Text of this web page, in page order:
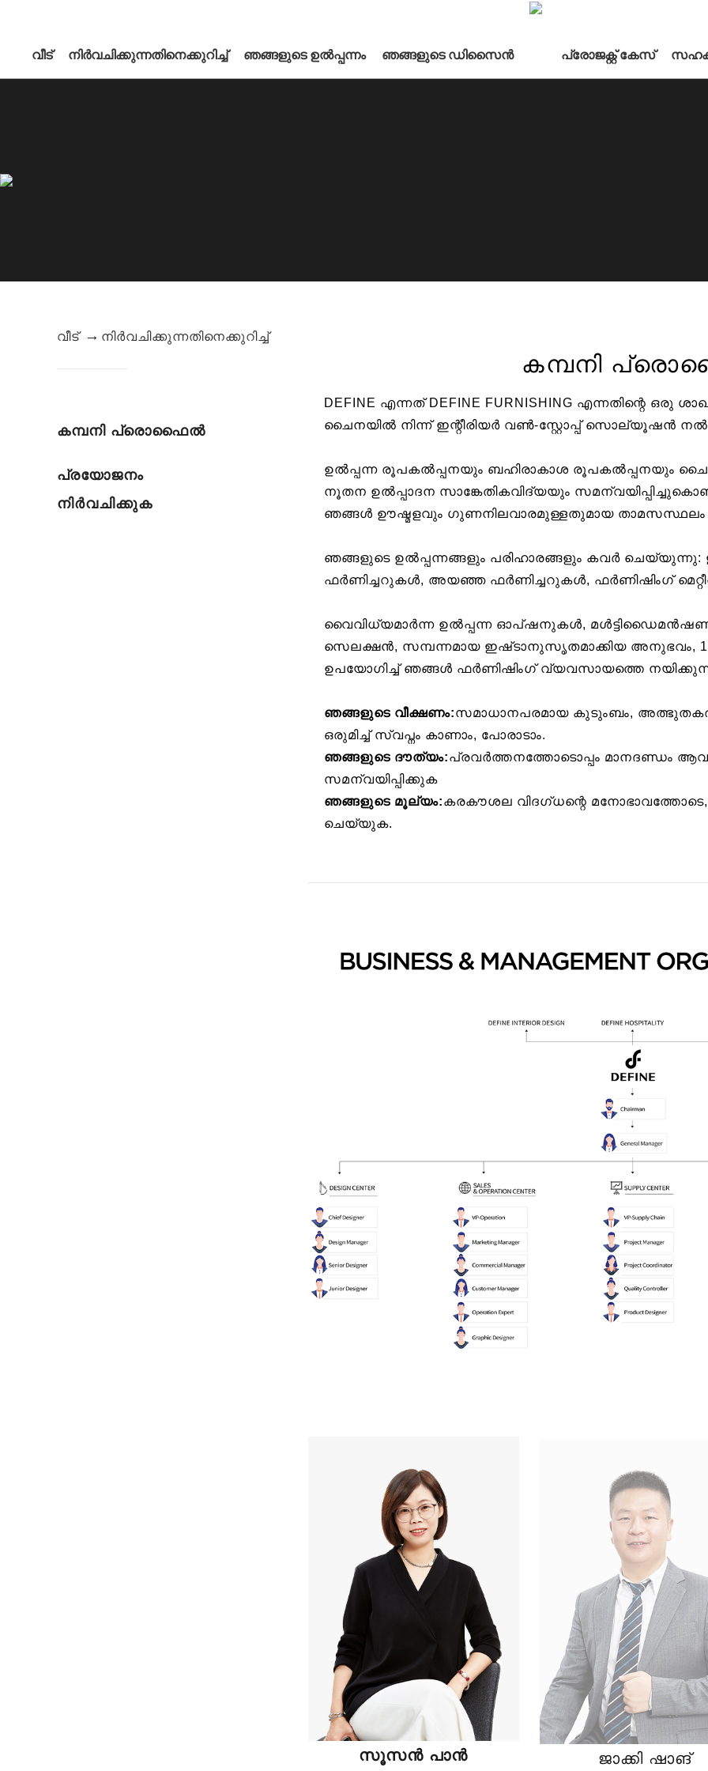
വീട് നിർവചിക്കുന്നതിനെക്കുറിച്ച് ഞങ്ങളുടെ ഉൽപ്പന്നം ഞങ്ങളുടെ ഡിസൈൻ പ്രോജക്റ്റ് കേസ്
വീട് നിർവചിക്കുന്നതിനെക്കുറിച്ച്
കമ്പനി പ്രൊഫൈൽ
പ്രയോജനം
നിർവചിക്കുക
കമ്പനി
DEFINE എന്നത് DEFINE FURNISHING എന്നതിന്റെ ഒരു
ചൈനയിൽ നിന്ന് ഇന്റീരിയർ വൺ-സ്റ്റോപ്പ് സൊല്യൂഷൻ
ഉൽപ്പന്ന രൂപകൽപ്പനയും ബഹിരാകാശ രൂപകൽപ്പനയും
നൂതന ഉൽപ്പാദന സാങ്കേതികവിദ്യയും
ഞങ്ങൾ ഊഷ്മളവും ഗുണനിലവാരമുള്ളതുമായ താമസസ്ഥലം
ഞങ്ങളുടെ ഉൽപ്പന്നങ്ങളും പരിഹാരങ്ങളും കവർ
ഫർണിച്ചറുകൾ, അയഞ്ഞ ഫർണിച്ചറുകൾ, ഫർണിഷിംഗ്
വൈവിധ്യമാർന്ന ഉൽപ്പന്ന ഓപ്ഷനുകൾ,
സെലക്ഷൻ, സമ്പന്നമായ ഇഷ്‌ടാനുസൃതമാക്കിയ അനുഭവം,
ഉപയോഗിച്ച് ഞങ്ങൾ ഫർണിഷിംഗ് വ്യവസായത്തെ
ഞങ്ങളുടെ വീക്ഷണം:സമാധാനപരമായ കുടുംബം,
ഒരുമിച്ച് സ്വപ്നം കാണാം, പോരാടാം.
ഞങ്ങളുടെ ദൗത്യം:പ്രവർത്തനത്തോടൊപ്പം മാനദണ്ഡം
സമന്വയിപ്പിക്കുക
ഞങ്ങളുടെ മൂല്യം:കരകൗശല വിദഗ്ധന്റെ മനോഭാവത്തോടെ,
ചെയ്യുക.
സൂസൻ പാൻ ജാക്കി ഷാങ്